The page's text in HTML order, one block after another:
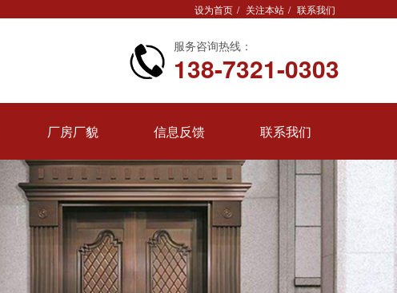
设为首页 / 关注本站 / 联系我们
服务咨询热线：
138-7321-0303
厂房厂貌 信息反馈 联系我们